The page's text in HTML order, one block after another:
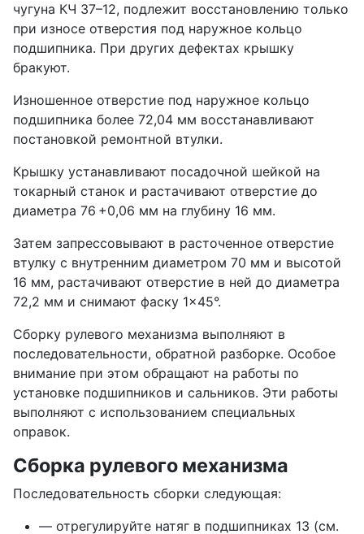
чугуна КЧ 37–12, подлежит восстановлению только
при износе отверстия под наружное кольцо
подшипника. При других дефектах крышку
бракуют.
Изношенное отверстие под наружное кольцо
подшипника более 72,04 мм восстанавливают
постановкой ремонтной втулки.
Крышку устанавливают посадочной шейкой на
токарный станок и растачивают отверстие до
диаметра 76 +0,06 мм на глубину 16 мм.
Затем запрессовывают в расточенное отверстие
втулку с внутренним диаметром 70 мм и высотой
16 мм, растачивают отверстие в ней до диаметра
72,2 мм и снимают фаску 1×45°.
Сборку рулевого механизма выполняют в
последовательности, обратной разборке. Особое
внимание при этом обращают на работы по
установке подшипников и сальников. Эти работы
выполняют с использованием специальных
оправок.
Сборка рулевого механизма
Последовательность сборки следующая:
— отрегулируйте натяг в подшипниках 13 (см.